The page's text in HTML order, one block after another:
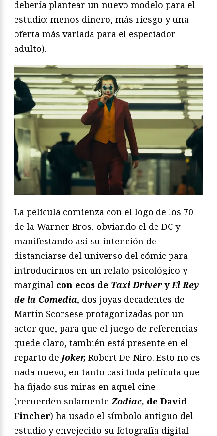
debería plantear un nuevo modelo para el
estudio: menos dinero, más riesgo y una
oferta más variada para el espectador
adulto).
La película comienza con el logo de los 70
de la Warner Bros, obviando el de DC y
manifestando así su intención de
distanciarse del universo del cómic para
introducirnos en un relato psicológico y
marginal con ecos de Taxi Drivery El Rey
de la Comedia, dos joyas decadentes de
Martin Scorsese protagonizadas por un
actor que, para que el juego de referencias
quede claro, también está presente en el
reparto de Joker, Robert De Niro. Esto no es
nada nuevo, en tanto casi toda película que
ha fijado sus miras en aquel cine
(recuerden solamente Zodiac, de David
Fincher) ha usado el símbolo antiguo del
estudio y envejecido su fotografía digital